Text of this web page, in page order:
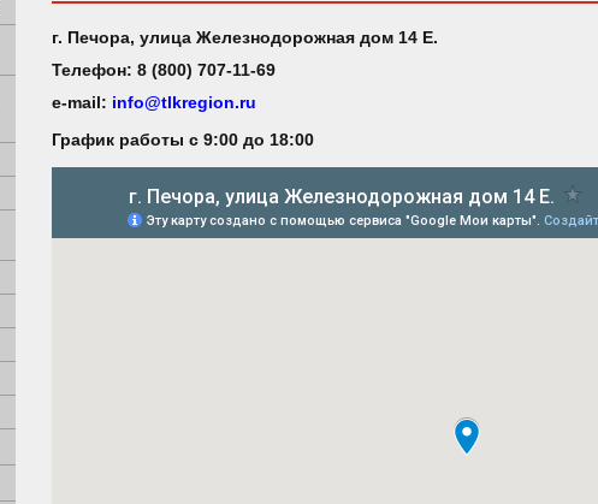
г. Печора, улица Железнодорожная дом 14 Е.
Телефон: 8 (800) 707-11-69
e-mail: info@tlkregion.ru
График работы с 9:00 до 18:00